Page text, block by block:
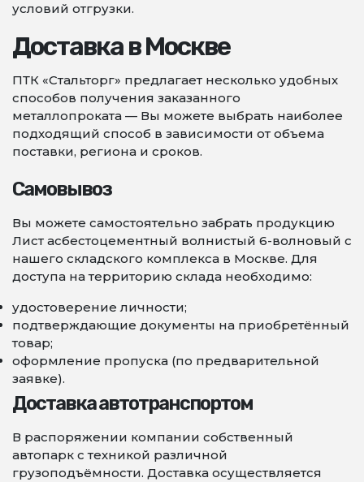
условий отгрузки.
Доставка в Москве
ПТК «Стальторг» предлагает несколько удобных
способов получения заказанного
металлопроката — Вы можете выбрать наиболее
подходящий способ в зависимости от объема
поставки, региона и сроков.
Самовывоз
Вы можете самостоятельно забрать продукцию
Лист асбестоцементный волнистый 6-волновый с
нашего складского комплекса в Москве. Для
доступа на территорию склада необходимо:
удостоверение личности;
подтверждающие документы на приобретённый
товар;
оформление пропуска (по предварительной
заявке).
Доставка автотранспортом
В распоряжении компании собственный
автопарк с техникой различной
грузоподъёмности. Доставка осуществляется